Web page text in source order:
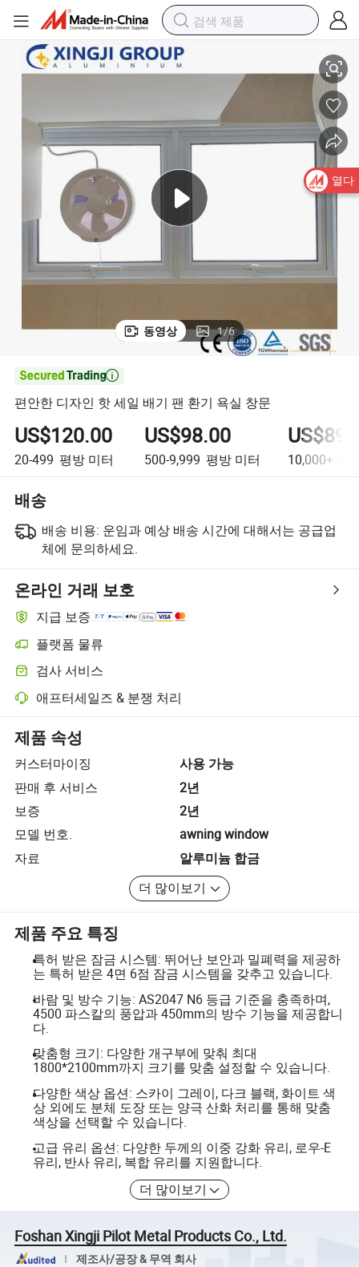
편안한 디자인 핫 세일 배기 팬 환기 욕실 창문
동영상 1/6

편안한 디자인 핫 세일 배기 팬 환기 욕실 창문
US$120.00
20-499 평방 미터
US$98.00
500-9,999 평방 미터 10,000+
배송
배송 비용: 운임과 예상 배송 시간에 대해서는 공급업
체에 문의하세요.
온라인 거래 보호
지급 보증
플랫폼 물류
플랫폼 지원 물류를 통한 더 명확한 배송 추적
검사 서비스
선택적 선적 전 검사로 품질 및 수량 확인
애프터세일즈 & 분쟁 처리
플랫폼 지원 분쟁 해결, 해당되는 경우 환불 또는 반품 포함.
제품 속성
커스터마이징
사용 가능
판매 후 서비스
2년
보증
2년
모델 번호.
awning window
자료
알루미늄 합금
더 많이보기
제품 주요 특징
특허 받은 잠금 시스템: 뛰어난 보안과 밀폐력을 제공하
는 특허 받은 4면 6점 잠금 시스템을 갖추고 있습니다.
바람 및 방수 기능: AS2047 N6 등급 기준을 충족하며,
4500 파스칼의 풍압과 450mm의 방수 기능을 제공합니
다.
맞춤형 크기: 다양한 개구부에 맞춰 최대
1800*2100mm까지 크기를 맞춤 설정할 수 있습니다.
다양한 색상 옵션: 스카이 그레이, 다크 블랙, 화이트 색
상 외에도 분체 도장 또는 양극 산화 처리를 통해 맞춤
색상을 선택할 수 있습니다.
고급 유리 옵션: 다양한 두께의 이중 강화 유리, 로우-E
유리, 반사 유리, 복합 유리를 지원합니다.
더 많이보기
Foshan Xingji Pilot Metal Products Co., Ltd.
제조사/공장 & 무역 회사
열다